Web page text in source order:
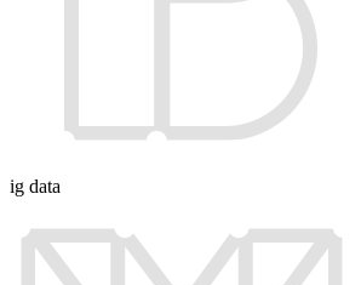
ig data